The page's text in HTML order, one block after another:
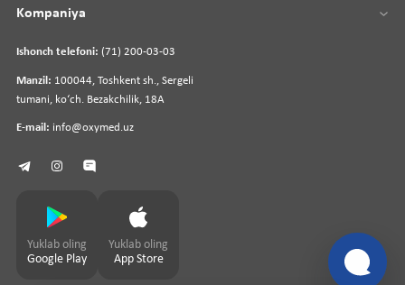
Ishonch telefoni: (71) 200-03-03
Manzil: 100044, Toshkent sh., Sergeli
tumani, koʻch. Bezakchilik, 18A
E-mail: info@oxymed.uz
Kompaniya
Yuklab oling
Google Play
Yuklab oling
App Store